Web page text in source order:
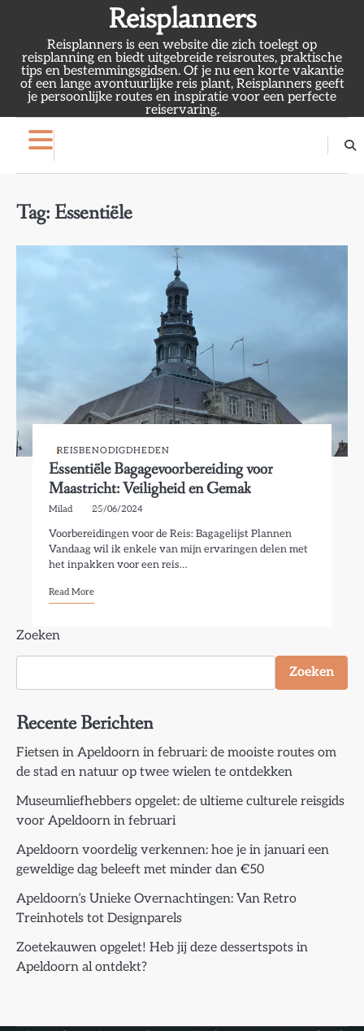
Reisplanners
Reisplanners is een website die zich toelegt op
reisplanning en biedt uitgebreide reisroutes, praktische
tips en bestemmingsgidsen. Of je nu een korte vakantie
of een lange avontuurlijke reis plant, Reisplanners geeft
je persoonlijke routes en inspiratie voor een perfecte
reiservaring.
Tag: Essentiële
REISBENODIGDHEDEN
Essentiële Bagagevoorbereiding voor
Maastricht: Veiligheid en Gemak
Milad 25/06/2024
Voorbereidingen voor de Reis: Bagagelijst Plannen
Vandaag wil ik enkele van mijn ervaringen delen met
het inpakken voor een reis…
Read More
Zoeken
Zoeken
Recente Berichten
Fietsen in Apeldoorn in februari: de mooiste routes om
de stad en natuur op twee wielen te ontdekken
Museumliefhebbers opgelet: de ultieme culturele reisgids
voor Apeldoorn in februari
Apeldoorn voordelig verkennen: hoe je in januari een
geweldige dag beleeft met minder dan €50
Apeldoorn’s Unieke Overnachtingen: Van Retro
Treinhotels tot Designparels
Zoetekauwen opgelet! Heb jij deze dessertspots in
Apeldoorn al ontdekt?